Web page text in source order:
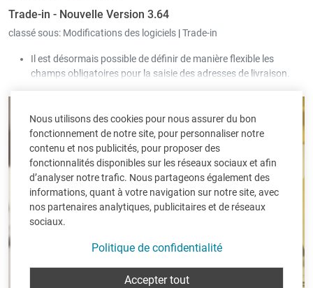
Nous utilisons des cookies pour nous assurer du bon
fonctionnement de notre site, pour personnaliser notre
contenu et nos publicités, pour proposer des
fonctionnalités disponibles sur les réseaux sociaux et afin
d’analyser notre trafic. Nous partageons également des
informations, quant à votre navigation sur notre site, avec
nos partenaires analytiques, publicitaires et de réseaux
sociaux.
Politique de confidentialité
Accepter tout
Trade-in - Nouvelle Version 3.64
classé sous: Modifications des logiciels |Trade-in
Il est désormais possible de définir de manière flexible les
champs obligatoires pour la saisie des adresses de livraison.
fournisseur sélectionné.
Dans l’écran des commandes clients, via le bouton « Articles
achetés » (accessible dans l’onglet « détails »), il est possible de
sélectionner simultanément plusieurs articles achetés dans le
passé qui seront ajoutés aux détails du document.